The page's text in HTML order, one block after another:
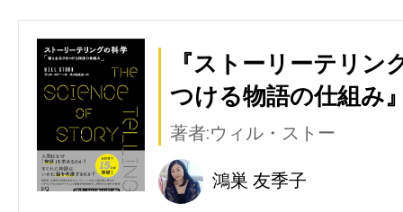
『ストーリーテリン
つける物語の仕組み
著者:ウィル・ストー
鴻巣 友季子